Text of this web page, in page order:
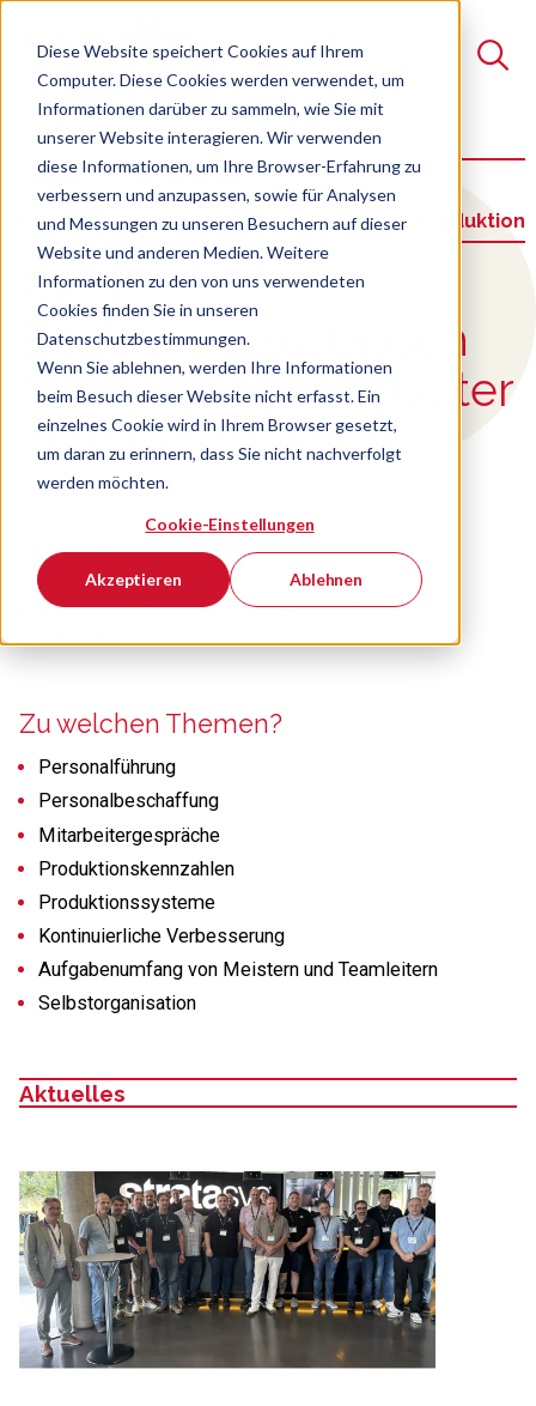
Diese Website speichert Cookies auf Ihrem
Computer. Diese Cookies werden verwendet, um
Informationen darüber zu sammeln, wie Sie mit
unserer Website interagieren. Wir verwenden
diese Informationen, um Ihre Browser-Erfahrung zu
verbessern und anzupassen, sowie für Analysen
und Messungen zu unseren Besuchern auf dieser
Website und anderen Medien. Weitere
Informationen zu den von uns verwendeten
Cookies finden Sie in unseren
Datenschutzbestimmungen.
Wenn Sie ablehnen, werden Ihre Informationen
beim Besuch dieser Website nicht erfasst. Ein
einzelnes Cookie wird in Ihrem Browser gesetzt,
um daran zu erinnern, dass Sie nicht nachverfolgt
werden möchten.
Cookie-Einstellungen
Akzeptieren Ablehnen
Suche
Es gibt keine Vorschläge, da das Suchfeld leer ist.
Produktion
Fach-Erfa Meister und Teamleiter in der Produktion
Fach-
Erfahrungsaustausch
Meister und Teamleiter
in der Produktion
Wer trifft sich hier?
Meister und Teamleiter aus der Produktion aller
Branchen
Zu welchen Themen?
Personalführung
Personalbeschaffung
Mitarbeitergespräche
Produktionskennzahlen
Produktionssysteme
Kontinuierliche Verbesserung
Aufgabenumfang von Meistern und Teamleitern
Selbstorganisation
Aktuelles